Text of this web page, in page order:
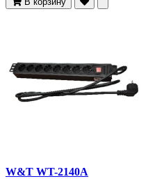
W&T WT-2140A